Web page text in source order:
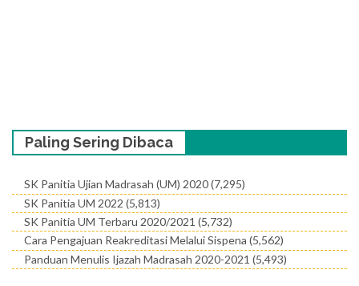
Paling Sering Dibaca
SK Panitia Ujian Madrasah (UM) 2020(7,295)
SK Panitia UM 2022 (5,813)
SK Panitia UM Terbaru 2020/2021 (5,732)
Cara Pengajuan Reakreditasi Melalui Sispena (5,562)
Panduan Menulis Ijazah Madrasah 2020-2021 (5,493)